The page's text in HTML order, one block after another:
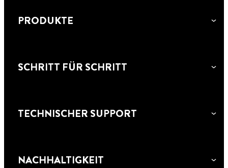
PRODUKTE
SCHRITT FÜR SCHRITT
TECHNISCHER SUPPORT
NACHHALTIGKEIT